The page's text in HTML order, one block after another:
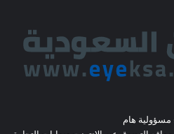
مسؤولية هام